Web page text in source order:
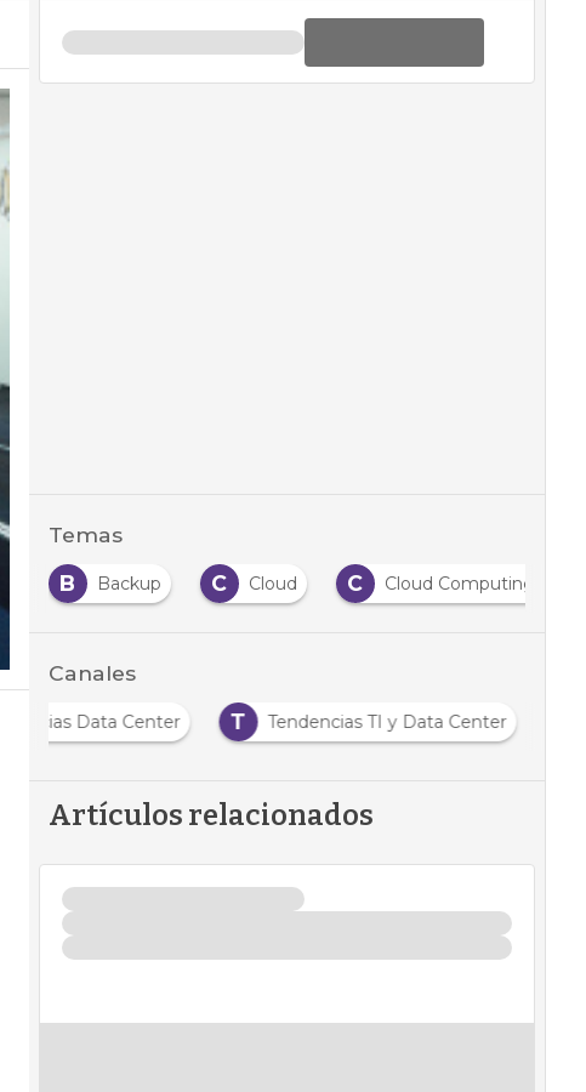
Temas
B Backup C Cloud C Cloud Computing
Canales
Noticias Data Center T Tendencias TI y Data Center
Artículos relacionados